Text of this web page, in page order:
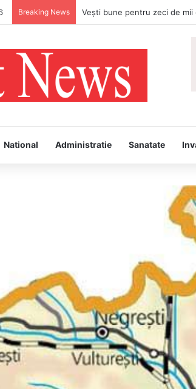
Breaking News PS Ignatie va întâmpina, joi,
National Administratie Sanatate